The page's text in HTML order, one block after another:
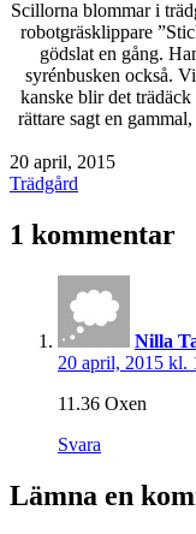
Scillorna blommar i
robotgräsklippare
gödslat en gång.
syrénbusken också.
kanske blir det
rättare sagt en
Publicerat
den
20 april, 2015
Kategoriserat
Trädgård
1 kommentar
Nilla
20 april, 2015 kl.
11.36 Oxen
Svara
Lämna en